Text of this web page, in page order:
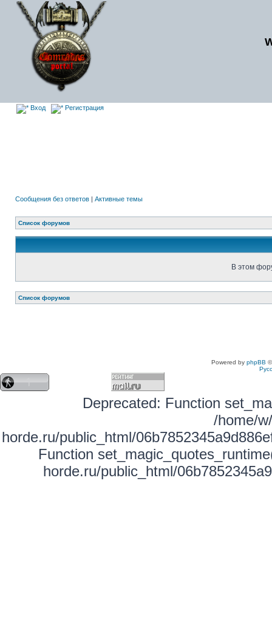
Вход Регистрация
Сообщения без ответов | Активные темы
Список форумов
В этом
Список форумов
Powered by phpBB
Deprecated: Function
/home/
horde.ru/public_html/
Function
horde.ru/public_html/